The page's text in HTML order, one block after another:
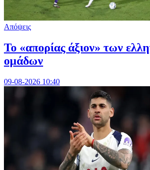
Απόψεις
Το «απορίας άξιον» των
ομάδων
09-08-2026 10:40